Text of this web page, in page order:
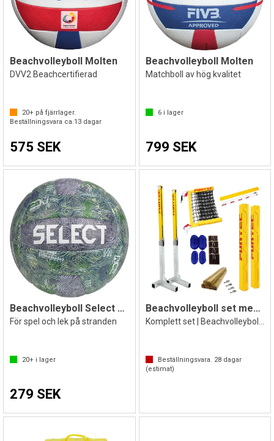
Beachvolleyboll Molten
DVV2 Beachcertifierad
20+ på fjärrlager.
Beställningsvara ca.13 dagar
575 SEK
Beachvolleyboll Molten
Matchboll av hög kvalitet
6i lager
799 SEK
Beachvolleyboll Select V26
För spel och lek på stranden
20+ i lager
279 SEK
Beachvolleyboll set med T-fot | OS, VM
Komplett set | Beachvolleybollanläggning
Beställningsvara. 28dagar
(estimat)